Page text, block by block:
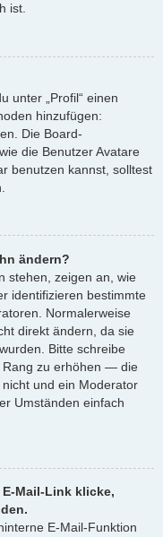
ist.
unter „Profil“ einen
hinzufügen:
Die Board-
die Benutzer Avatare
benutzen kannst, solltest
ändern?
stehen, zeigen an, wie
identifizieren bestimmte
Normalerweise
direkt ändern, da sie
Bitte schreibe
Rang zu erhöhen — die
und ein Moderator
Umständen einfach
Mail-Link klicke,
E-Mail-Funktion